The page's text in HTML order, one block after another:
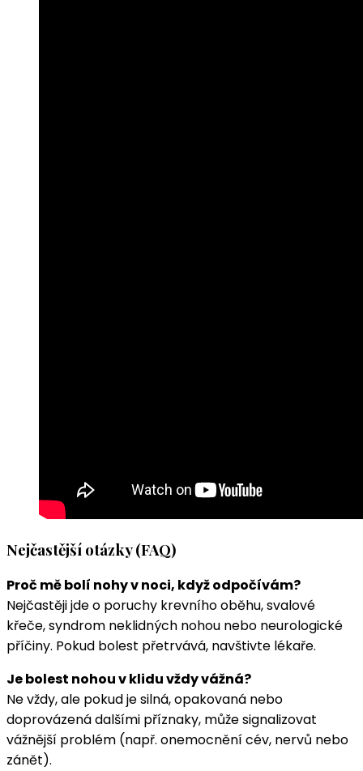
Nejčastější otázky (FAQ)
Proč mě bolí nohy v noci, když odpočívám?
Nejčastěji jde o poruchy krevního oběhu, svalové
křeče, syndrom neklidných nohou nebo neurologické
příčiny. Pokud bolest přetrvává, navštivte lékaře.
Je bolest nohou v klidu vždy vážná?
Ne vždy, ale pokud je silná, opakovaná nebo
doprovázená dalšími příznaky, může signalizovat
vážnější problém (např. onemocnění cév, nervů nebo
zánět).